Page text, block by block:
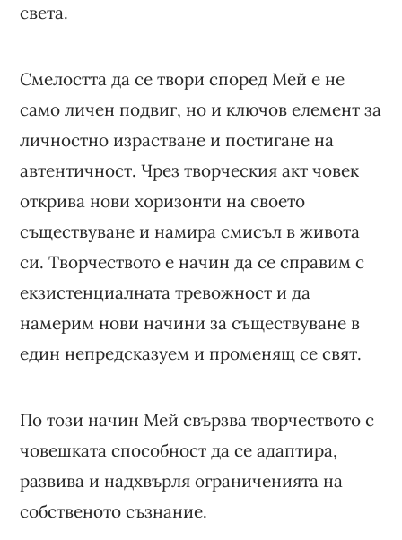
света.
Смелостта да се твори според Мей е не
само личен подвиг, но и ключов елемент за
личностно израстване и постигане на
автентичност. Чрез творческия акт човек
открива нови хоризонти на своето
съществуване и намира смисъл в живота
си. Творчеството е начин да се справим с
екзистенциалната тревожност и да
намерим нови начини за съществуване в
един непредсказуем и променящ се свят.
По този начин Мей свързва творчеството с
човешката способност да се адаптира,
развива и надхвърля ограниченията на
собственото съзнание.